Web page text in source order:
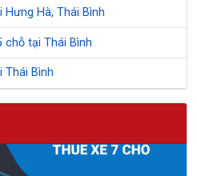
Hà, Thái Bình
chỗ tại Thái Bình
Thái Bình